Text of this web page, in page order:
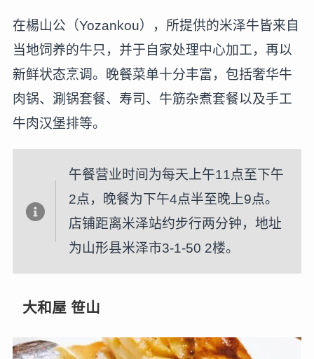
在楊山公（Yozankou），所提供的米泽牛皆来自
当地饲养的牛只，并于自家处理中心加工，再以
新鲜状态烹调。晚餐菜单十分丰富，包括奢华牛
肉锅、涮锅套餐、寿司、牛筋杂煮套餐以及手工
牛肉汉堡排等。
午餐营业时间为每天上午11点至下午
2点，晚餐为下午4点半至晚上9点。
店铺距离米泽站约步行两分钟，地址
为山形县米泽市3-1-50 2楼。
大和屋 笹山